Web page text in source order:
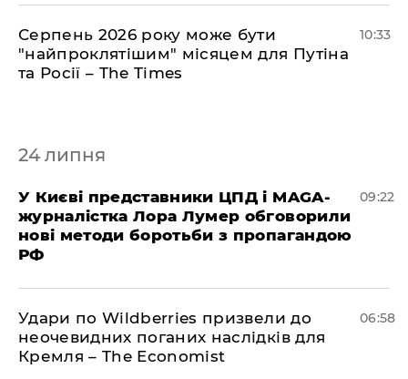
Серпень 2026 року може бути
"найпроклятішим" місяцем для Путіна
та Росії – The Times
10:33
24 липня
У Києві представники ЦПД і MAGA-
журналістка Лора Лумер обговорили
нові методи боротьби з пропагандою
РФ
09:22
Удари по Wildberries призвели до
неочевидних поганих наслідків для
Кремля – The Economist
06:58